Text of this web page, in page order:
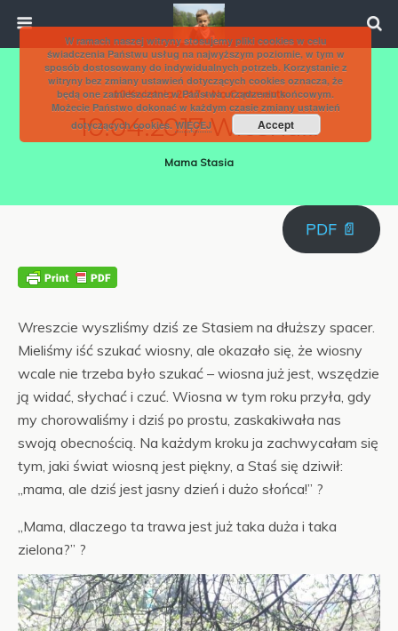
10 Kwietnia 2017 • No Comments
10.04.2017 Wiosna!!!
Mama Stasia
PDF 📄
Wreszcie wyszliśmy dziś ze Stasiem na dłuższy spacer.
Mieliśmy iść szukać wiosny, ale okazało się, że wiosny
wcale nie trzeba było szukać – wiosna już jest, wszędzie
ją widać, słychać i czuć. Wiosna w tym roku przyła, gdy
my chorowaliśmy i dziś po prostu, zaskakiwała nas
swoją obecnością. Na każdym kroku ja zachwycałam się
tym, jaki świat wiosną jest piękny, a Staś się dziwił:
„mama, ale dziś jest jasny dzień i dużo słońca!” ?
„Mama, dlaczego ta trawa jest już taka duża i taka
zielona?” ?
W ramach naszej witryny stosujemy pliki cookies w celu
świadczenia Państwu usług na najwyższym poziomie, w tym w
sposób dostosowany do indywidualnych potrzeb. Korzystanie z
witryny bez zmiany ustawień dotyczących cookies oznacza, że
będą one zamieszczane w Państwa urządzeniu końcowym.
Możecie Państwo dokonać w każdym czasie zmiany ustawień
dotyczących cookies.WIĘCEJ Accept